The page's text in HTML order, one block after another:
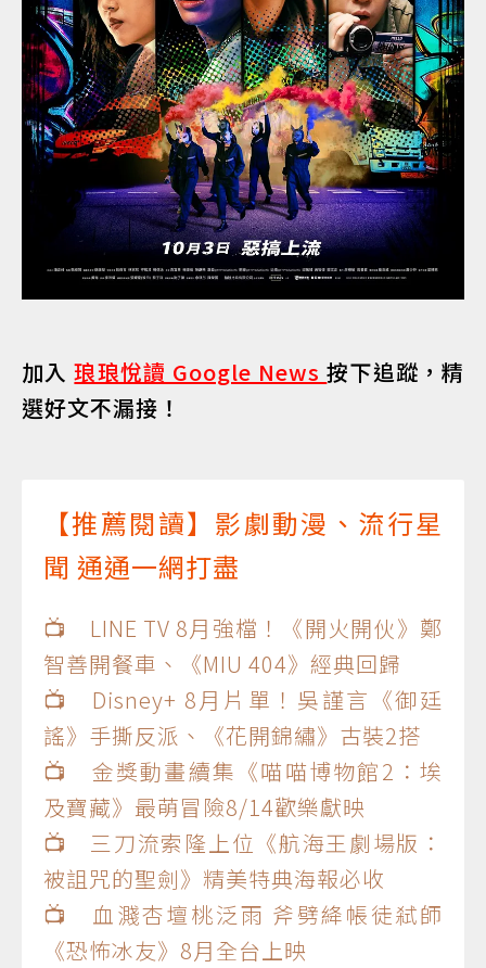
加入琅琅悅讀 Google News按下追蹤，精
選好文不漏接！
【推薦閱讀】影劇動漫、流行星
聞 通通一網打盡
📺 LINE TV 8月強檔！《開火開伙》鄭
智善開餐車、《MIU 404》經典回歸
📺 Disney+ 8月片單！吳謹言《御廷
謠》手撕反派、《花開錦繡》古裝2搭
📺 金獎動畫續集《喵喵博物館2：埃
及寶藏》最萌冒險8/14歡樂獻映
📺 三刀流索隆上位《航海王劇場版：
被詛咒的聖劍》精美特典海報必收
📺 血濺杏壇桃泛雨 斧劈絳帳徒弒師
《恐怖冰友》8月全台上映